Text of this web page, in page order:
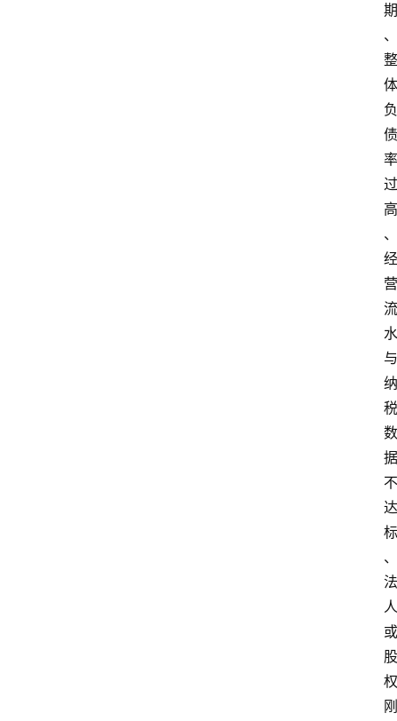
期
、
整
体
负
债
率
过
高
、
经
营
流
水
与
纳
税
数
据
不
达
标
、
法
人
或
股
权
刚